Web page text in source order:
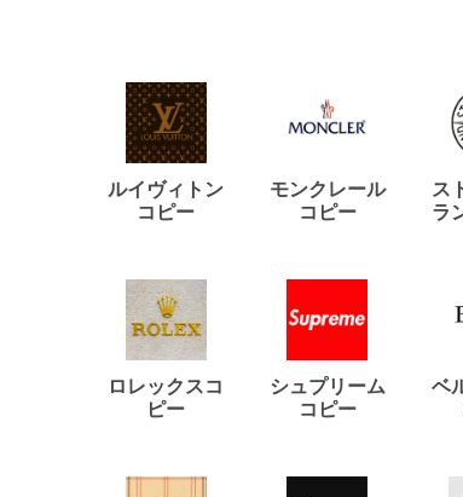
ルイヴィトン
コピー
モンクレール
コピー
ス
ラ
ロレックスコ
ピー
シュプリーム
コピー
ベ